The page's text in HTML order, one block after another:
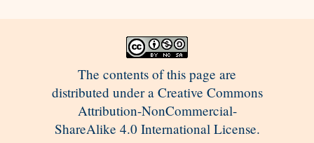
The contents of this page are
distributed under a Creative Commons
Attribution-NonCommercial-
ShareAlike 4.0 International License.